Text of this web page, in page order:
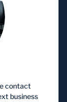
contact
business